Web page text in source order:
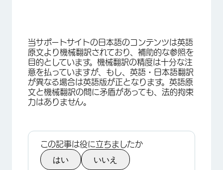
当サポートサイトの日本語のコンテンツは英語
原文より機械翻訳されており、補助的な参照を
目的としています。機械翻訳の精度は十分な注
意を払っていますが、もし、英語・日本語翻訳
が異なる場合は英語版が正となります。英語原
文と機械翻訳の間に矛盾があっても、法的拘束
力はありません。
この記事は役に立ちましたか
はい いいえ